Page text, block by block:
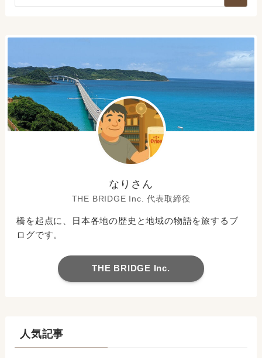
なりさん
THE BRIDGE Inc. 代表取締役
橋を起点に、日本各地の歴史と地域の物語を旅するブ
ログです。
THE BRIDGE Inc.
人気記事